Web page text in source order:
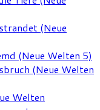
(Neue
(Neue Welten 5)
(Neue Welten
Welten